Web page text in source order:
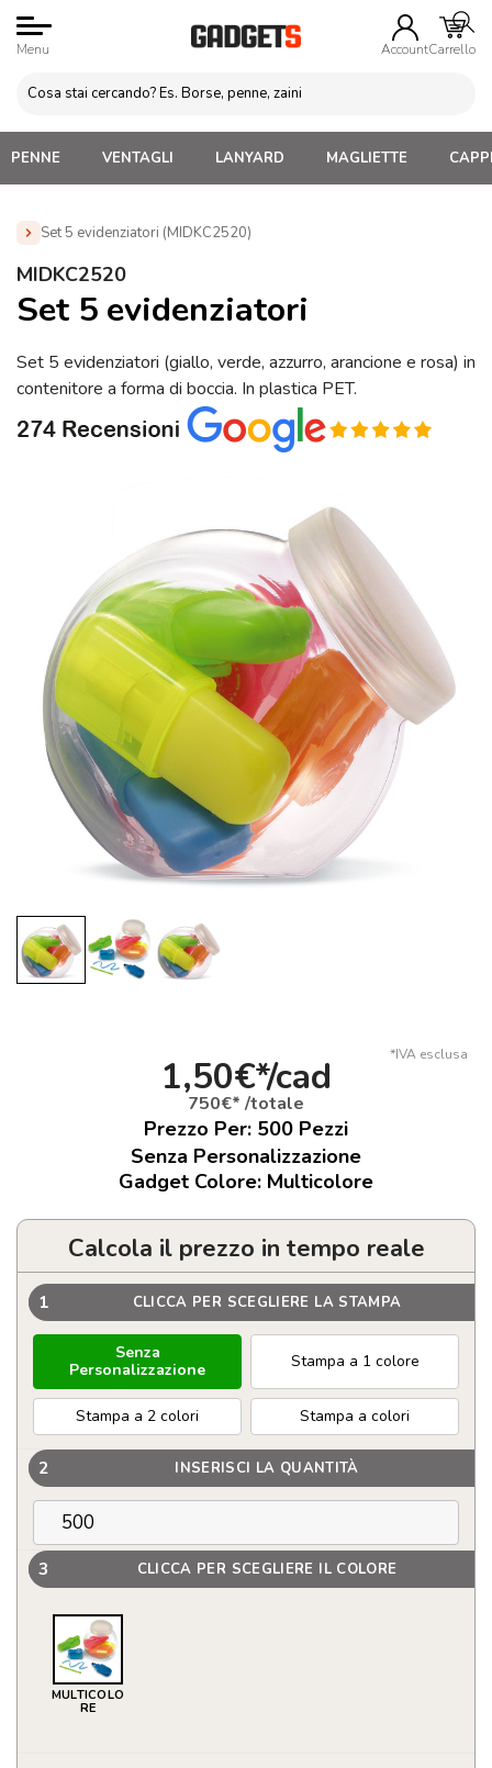
Menu AccountCarrello
PENNE VENTAGLI LANYARD MAGLIETTE
Set 5 evidenziatori (MIDKC2520)
Home » Penne Personalizzate con LOGO, Matite, Pastelli,
evidenziatori (MIDKC2520)
MIDKC2520
Set 5 evidenziatori
Set 5 evidenziatori (giallo, verde, azzurro, arancione e rosa) in
contenitore a forma di boccia. In plastica PET.
*IVA esclusa
1,50€*/cad
750€* /totale
Prezzo Per: 500 Pezzi
Senza Personalizzazione
Gadget Colore: Multicolore
Calcola il prezzo in tempo reale
1 CLICCA PER SCEGLIERE LA STAMPA
Senza
Personalizzazione
Stampa a 1 colore
Stampa a 2 colori Stampa a colori
2 INSERISCI LA QUANTITÀ
3 CLICCA PER SCEGLIERE IL COLORE
MULTICOLO
RE